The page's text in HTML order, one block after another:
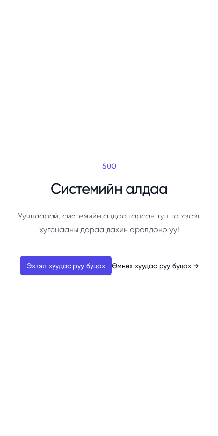
500
Системийн алдаа
Уучлаарай, системийн алдаа гарсан тул та хэсэг
хугацааны дараа дахин оролдоно уу!
Эхлэл хуудас руу буцах Өмнөх хуудас руу буцах →